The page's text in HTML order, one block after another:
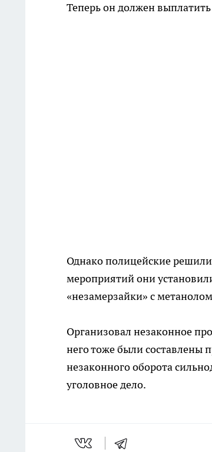
Теперь он должен
Однако полицейские
мероприятий они
«незамерзайки» с
Организовал незаконное
него тоже были составлены
незаконного оборота
уголовное дело.